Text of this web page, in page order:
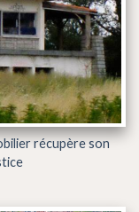
récupère son